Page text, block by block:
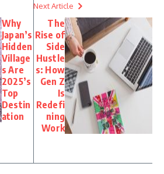
Why
Japan’s
Hidden
Village
s Are
2025’s
Top
Destin
ation
Next Article
The
Rise of
Side
Hustle
s: How
Gen Z
Is
Redefi
ning
Work